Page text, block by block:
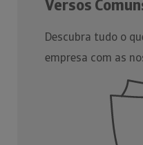
Versos
Descubra tudo o
empresa com as